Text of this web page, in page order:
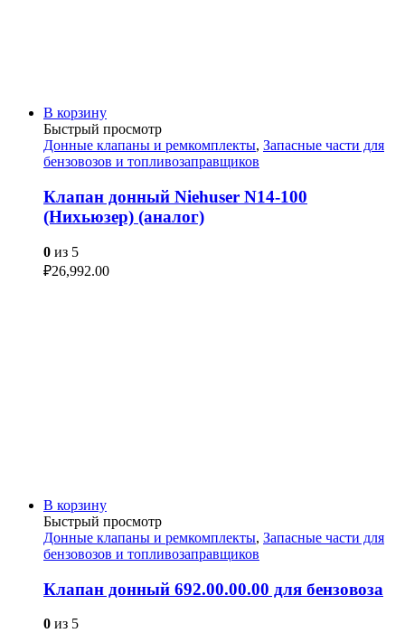
В корзину
Быстрый просмотр
Донные клапаны и ремкомплекты, Запасные части для
бензовозов и топливозаправщиков
Клапан донный Niehuser N14-100
(Нихьюзер) (аналог)
0 из 5
₽26,992.00
В корзину
Быстрый просмотр
Донные клапаны и ремкомплекты, Запасные части для
бензовозов и топливозаправщиков
Клапан донный 692.00.00.00 для бензовоза
0 из 5